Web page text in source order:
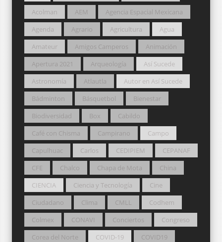
Acolman
AEM
Agencia Espacial Mexicana
Agenda
Agrario Agricultura
Agua
Amateur
Amigos Camperos
Animación
Apertura 2021
Arqueología
Así Sucede
Astronomía
Atlautla
Autor en Así Sucede
Bádminton
Básquetbol
Bienestar
Biodiversidad
Box
Cabildo
Café con Chisma
Campirano
Campo
Capulhuac
Carlos CEDIPIEM
CEPANAF
CFE
Chalco Chapa de Mota
China
CIENCIA
Ciencia y Tecnología
Cine
Ciudadano
Clima CMLL
Codhem
Colmex
CONAVI Conciertos
Congreso
Corea del Norte
COVID-19
COVID19